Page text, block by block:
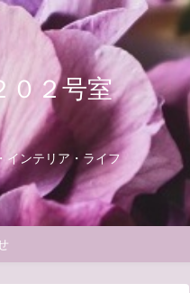
０２号室
インテリア・ライフ